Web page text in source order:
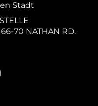
Stadt
70 NATHAN RD.